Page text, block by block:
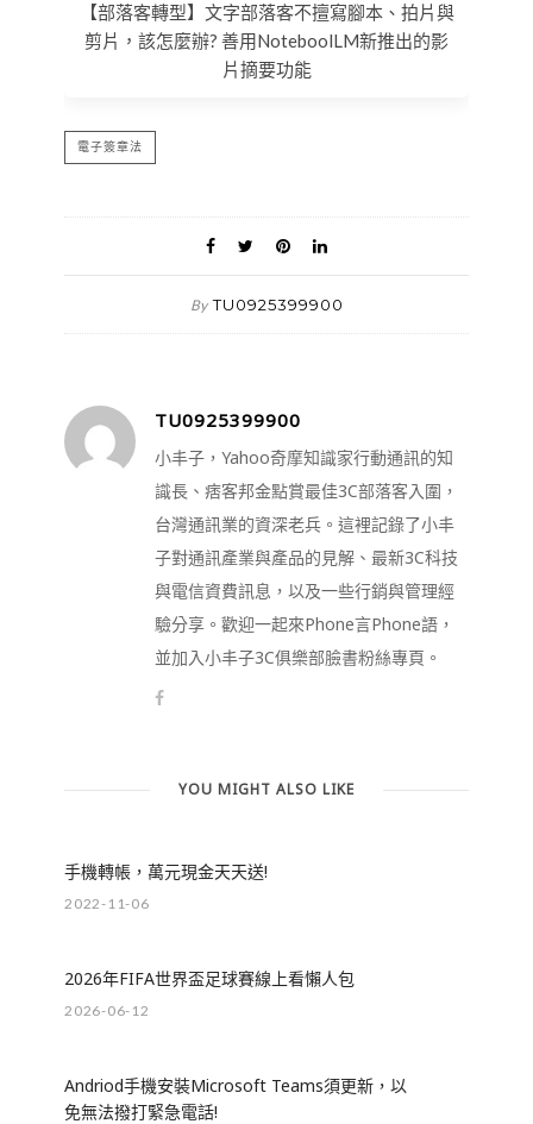
【部落客轉型】文字部落客不擅寫腳本、拍片與
剪片，該怎麼辦? 善用NoteboolLM新推出的影
片摘要功能
電子簽章法
By TU0925399900
TU0925399900
小丰子，Yahoo奇摩知識家行動通訊的知
識長、痞客邦金點賞最佳3C部落客入圍，
台灣通訊業的資深老兵。這裡記錄了小丰
子對通訊產業與產品的見解、最新3C科技
與電信資費訊息，以及一些行銷與管理經
驗分享。歡迎一起來Phone言Phone語，
並加入小丰子3C俱樂部臉書粉絲專頁。
YOU MIGHT ALSO LIKE
手機轉帳，萬元現金天天送!
2022-11-06
2026年FIFA世界盃足球賽線上看懶人包
2026-06-12
Andriod手機安裝Microsoft Teams須更新，以
免無法撥打緊急電話!